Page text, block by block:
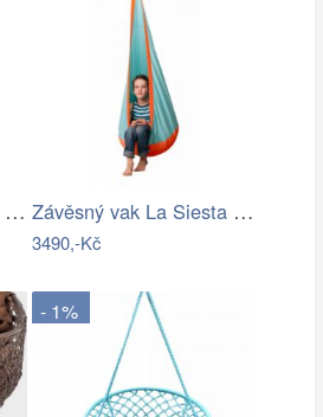
Závěsný vak La Siesta JOKI - IN Závěsný vak La Siesta JOKI Outdoor - IN
3490,-Kč
- 1%